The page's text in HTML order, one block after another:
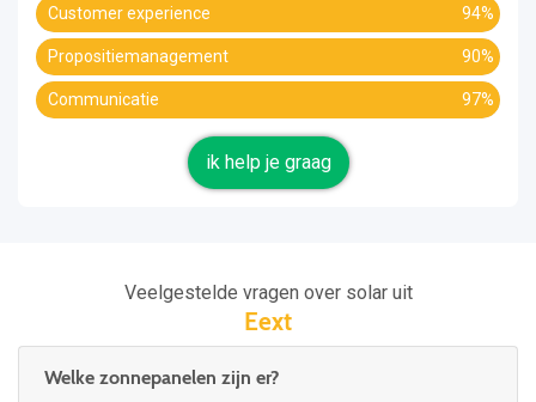
Customer experience 94%
Propositiemanagement 90%
Communicatie 97%
ik help je graag
Veelgestelde vragen over solar uit
Eext
Welke zonnepanelen zijn er?